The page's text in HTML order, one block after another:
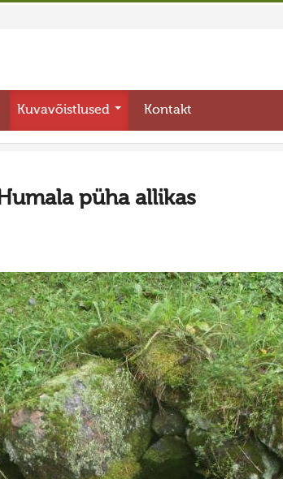
Kuvavõistlused Kontakt
Humala püha allikas